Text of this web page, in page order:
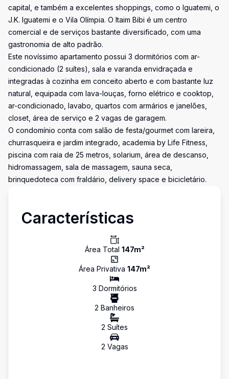
capital, e também a excelentes shoppings, como o Iguatemi, o
J.K. Iguatemi e o Vila Olímpia. O Itaim Bibi é um centro
comercial e de serviços bastante diversificado, com uma
gastronomia de alto padrão.
Este novíssimo apartamento possui 3 dormitórios com ar-
condicionado (2 suítes), sala e varanda envidraçada e
integradas à cozinha em conceito aberto e com bastante luz
natural, equipada com lava-louças, forno elétrico e cooktop,
ar-condicionado, lavabo, quartos com armários e janelões,
closet, área de serviço e 2 vagas de garagem.
O condomínio conta com salão de festa/gourmet com lareira,
churrasqueira e jardim integrado, academia by Life Fitness,
piscina com raia de 25 metros, solarium, área de descanso,
hidromassagem, sala de massagem, sauna seca,
brinquedoteca com fraldário, delivery space e bicicletário.
Características
Área Total 147m²
Área Privativa 147m²
3 Dormitórios
2 Banheiros
2 Suítes
2 Vagas